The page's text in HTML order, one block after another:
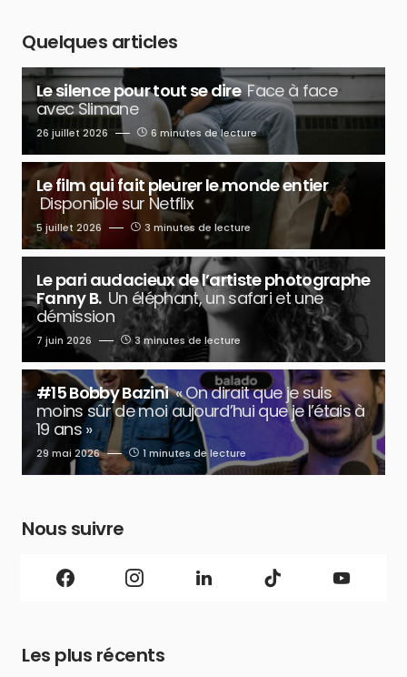
Quelques articles
Le silence pour tout se dire Face à face
avec Slimane
26 juillet 2026 6 minutes de lecture
Le film qui fait pleurer le monde entier
Disponible sur Netflix
5 juillet 2026 3 minutes de lecture
Le pari audacieux de l’artiste photographe
Fanny B. Un éléphant, un safari et une
démission
7 juin 2026 3 minutes de lecture
#15 Bobby Bazini « On dirait que je suis
moins sûr de moi aujourd’hui que je l’étais à
19 ans »
29 mai 2026 1 minutes de lecture
Nous suivre
Les plus récents